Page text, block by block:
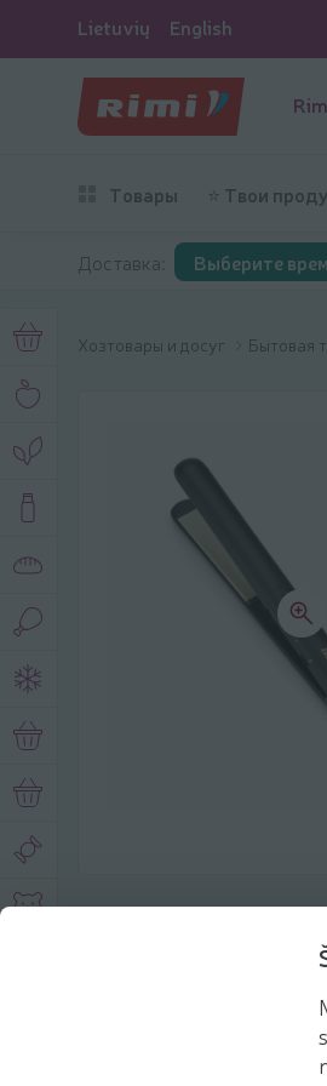
Lietuvių English
Товары ⭐ Твои
Доставка: Выберите
Хозтовары и досуг Бытовая
Описание